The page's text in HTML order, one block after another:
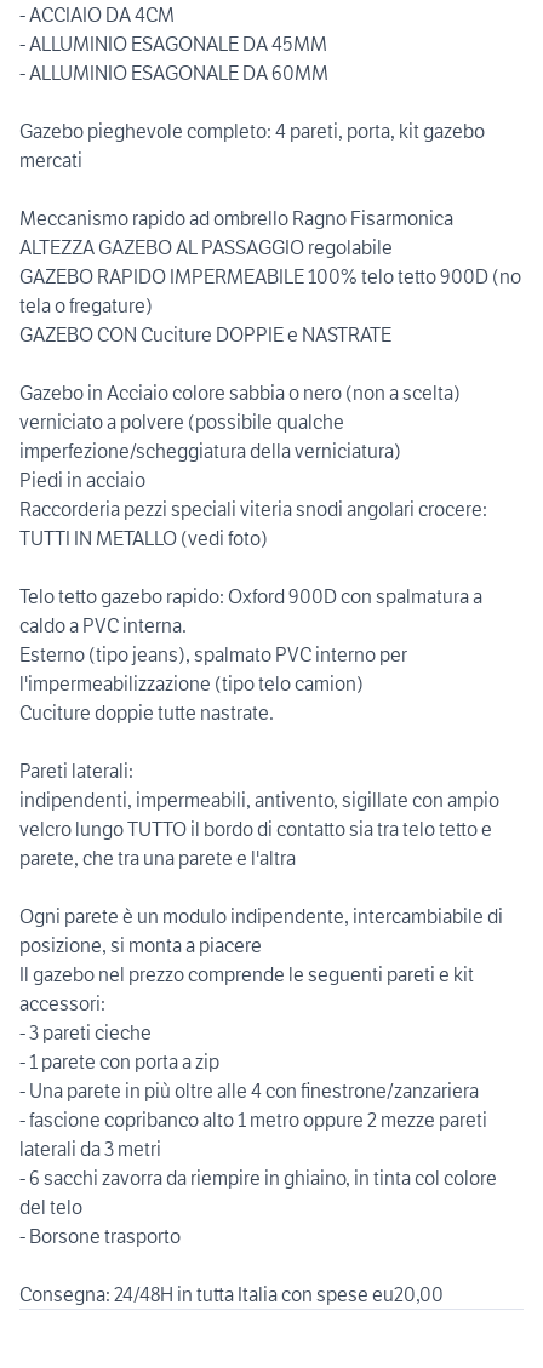
- ACCIAIO DA 4CM
- ALLUMINIO ESAGONALE DA 45MM
- ALLUMINIO ESAGONALE DA 60MM
Gazebo pieghevole completo: 4 pareti, porta, kit gazebo
mercati
Meccanismo rapido ad ombrello Ragno Fisarmonica
ALTEZZA GAZEBO AL PASSAGGIO regolabile
GAZEBO RAPIDO IMPERMEABILE 100% telo tetto 900D (no
tela o fregature)
GAZEBO CON Cuciture DOPPIE e NASTRATE
Gazebo in Acciaio colore sabbia o nero (non a scelta)
verniciato a polvere (possibile qualche
imperfezione/scheggiatura della verniciatura)
Piedi in acciaio
Raccorderia pezzi speciali viteria snodi angolari crocere:
TUTTI IN METALLO (vedi foto)
Telo tetto gazebo rapido: Oxford 900D con spalmatura a
caldo a PVC interna.
Esterno (tipo jeans), spalmato PVC interno per
l'impermeabilizzazione (tipo telo camion)
Cuciture doppie tutte nastrate.
Pareti laterali:
indipendenti, impermeabili, antivento, sigillate con ampio
velcro lungo TUTTO il bordo di contatto sia tra telo tetto e
parete, che tra una parete e l'altra
Ogni parete è un modulo indipendente, intercambiabile di
posizione, si monta a piacere
Il gazebo nel prezzo comprende le seguenti pareti e kit
accessori:
- 3 pareti cieche
- 1 parete con porta a zip
- Una parete in più oltre alle 4 con finestrone/zanzariera
- fascione copribanco alto 1 metro oppure 2 mezze pareti
laterali da 3 metri
- 6 sacchi zavorra da riempire in ghiaino, in tinta col colore
del telo
- Borsone trasporto
Consegna: 24/48H in tutta Italia con spese eu20,00